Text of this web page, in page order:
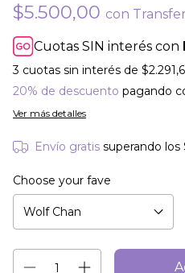
$5.500,00 con
Cuotas SIN interés con
3 cuotas sin interés de
20% de descuento pagando
Ver más detalles
Envío gratis superando los
Choose your fave